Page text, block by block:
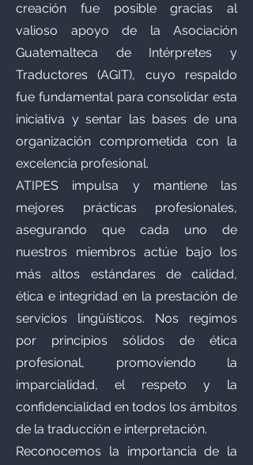
creación fue posible gracias al
valioso apoyo de la Asociación
Guatemalteca de Intérpretes y
Traductores (AGIT), cuyo respaldo
fue fundamental para consolidar esta
iniciativa y sentar las bases de una
organización comprometida con la
excelencia profesional.
ATIPES impulsa y mantiene las
mejores prácticas profesionales,
asegurando que cada uno de
nuestros miembros actúe bajo los
más altos estándares de calidad,
ética e integridad en la prestación de
servicios lingüísticos. Nos regimos
por principios sólidos de ética
profesional, promoviendo la
imparcialidad, el respeto y la
confidencialidad en todos los ámbitos
de la traducción e interpretación.
Reconocemos la importancia de la